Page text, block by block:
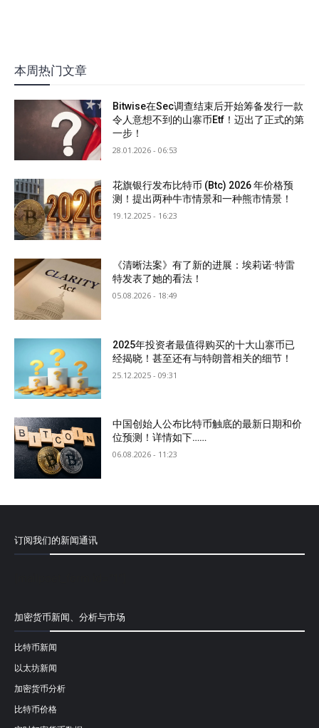
本周热门文章
Bitwise在Sec调查结束后开始筹备发行一款
令人意想不到的山寨币Etf！迈出了正式的第
一步！
28.01.2026 - 06:53
花旗银行发布比特币 (Btc) 2026 年价格预
测！提出两种牛市情景和一种熊市情景！
19.12.2025 - 16:23
《清晰法案》有了新的进展：埃莉诺·特雷
特发表了她的看法！
05.08.2026 - 18:49
2025年投资者最值得购买的十大山寨币已
经揭晓！甚至还有与特朗普相关的细节！
25.12.2025 - 09:31
中国创始人公布比特币触底的最新日期和价
位预测！详情如下……
06.08.2026 - 11:23
订阅我们的新闻通讯
加密货币新闻、分析与市场
比特币新闻
以太坊新闻
加密货币分析
比特币价格